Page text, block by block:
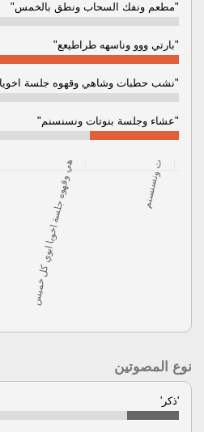
"مطعم ونفك السحاب ونطق بالخمس"
"بارتي ووو وناسهه طراطيعع"
"نشب حطبات وشاهي وقهوه جلسة
"عشاء وجلسة بنوتات ونسنسنم"
نوع المصوتين
'ذكر'